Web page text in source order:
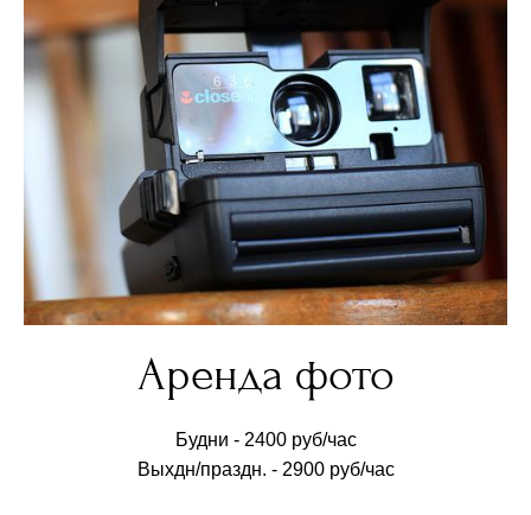
Аренда фото
Будни - 2400 руб/час
Выхдн/праздн. - 2900 руб/час